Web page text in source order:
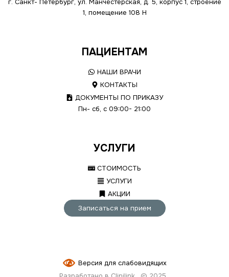
г. Санкт- Петербург, ул. Манчестерская, д. 5, корпус 1, строение
1, помещение 108 Н
ПАЦИЕНТАМ
НАШИ ВРАЧИ
КОНТАКТЫ
ДОКУМЕНТЫ ПО ПРИКАЗУ
Пн- сб, с 09:00- 21:00
УСЛУГИ
СТОИМОСТЬ
УСЛУГИ
АКЦИИ
Записаться на прием
Версия для слабовидящих